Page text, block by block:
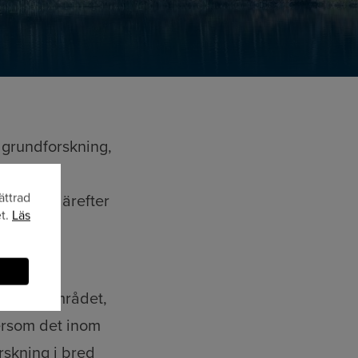
fattar därefter
det inom
i bred
Läs